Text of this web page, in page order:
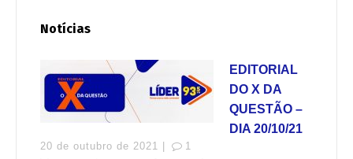
Notícias
EDITORIAL
DO X DA
QUESTÃO –
DIA 20/10/21
20 de outubro de 2021 | 1